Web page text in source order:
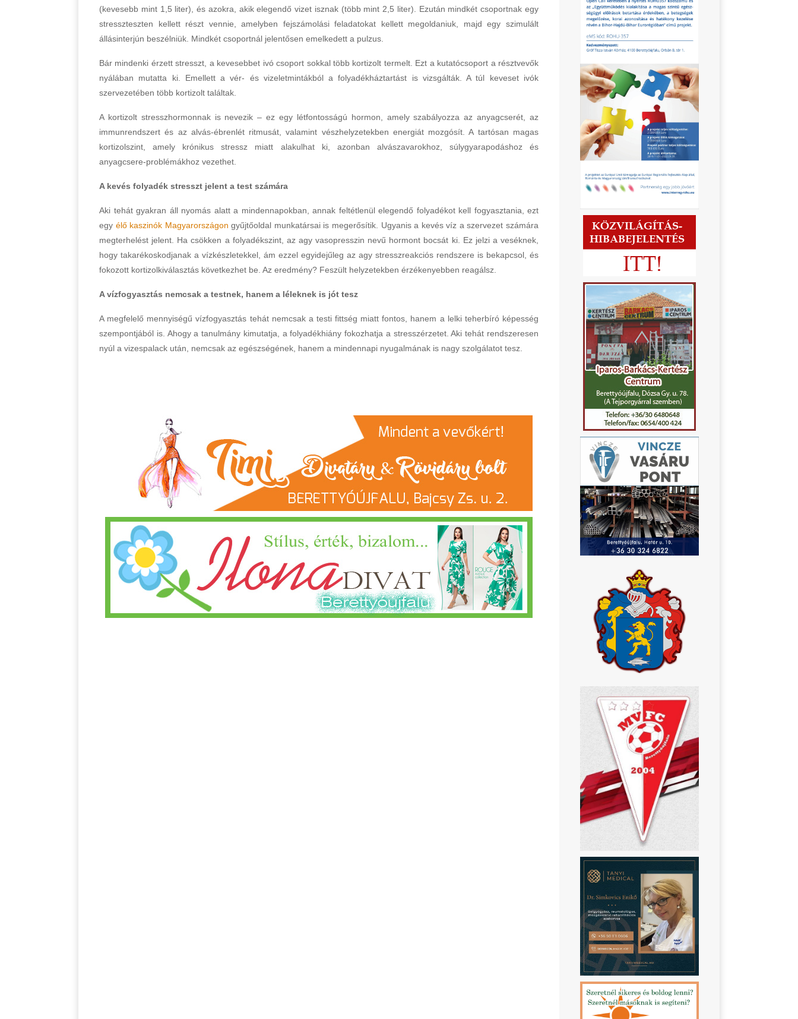
(kevesebb mint 1,5 liter), és azokra, akik elegendő vizet isznak (több mint 2,5 liter). Ezután mindkét csoportnak egy
stresszteszten kellett részt vennie, amelyben fejszámolási feladatokat kellett megoldaniuk, majd egy szimulált
állásinterjún beszélniük. Mindkét csoportnál jelentősen emelkedett a pulzus.
Bár mindenki érzett stresszt, a kevesebbet ivó csoport sokkal több kortizolt termelt. Ezt a kutatócsoport a résztvevők
nyálában mutatta ki. Emellett a vér- és vizeletmintákból a folyadékháztartást is vizsgálták. A túl keveset ivók
szervezetében több kortizolt találtak.
A kortizolt stresszhormonnak is nevezik – ez egy létfontosságú hormon, amely szabályozza az anyagcserét, az
immunrendszert és az alvás-ébrenlét ritmusát, valamint vészhelyzetekben energiát mozgósít. A tartósan magas
kortizolszint, amely krónikus stressz miatt alakulhat ki, azonban alvászavarokhoz, súlygyarapodáshoz és
anyagcsere-problémákhoz vezethet.
A kevés folyadék stresszt jelent a test számára
Aki tehát gyakran áll nyomás alatt a mindennapokban, annak feltétlenül elegendő folyadékot kell fogyasztania, ezt
egy élő kaszinók Magyarországon gyűjtőoldal munkatársai is megerősítik. Ugyanis a kevés víz a szervezet számára
megterhelést jelent. Ha csökken a folyadékszint, az agy vasopresszin nevű hormont bocsát ki. Ez jelzi a veséknek,
hogy takarékoskodjanak a vízkészletekkel, ám ezzel egyidejűleg az agy stresszreakciós rendszere is bekapcsol, és
fokozott kortizolkiválasztás következhet be. Az eredmény? Feszült helyzetekben érzékenyebben reagálsz.
A vízfogyasztás nemcsak a testnek, hanem a léleknek is jót tesz
A megfelelő mennyiségű vízfogyasztás tehát nemcsak a testi fittség miatt fontos, hanem a lelki teherbíró képesség
szempontjából is. Ahogy a tanulmány kimutatja, a folyadékhiány fokozhatja a stresszérzetet. Aki tehát rendszeresen
nyúl a vizespalack után, nemcsak az egészségének, hanem a mindennapi nyugalmának is nagy szolgálatot tesz.